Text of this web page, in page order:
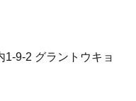
9-2 グラントウキョ